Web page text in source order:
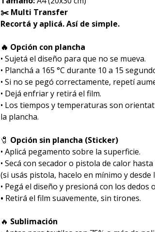
✂️ Multi Transfer
Recortá y aplicá. Así de simple.
🔥 Opción con plancha
• Sujetá el diseño para que no se mueva.
• Planchá a 165 °C durante 10 a 15
• Si no se pegó correctamente, repetí
• Dejá enfriar y retirá el film.
• Los tiempos y temperaturas son
la plancha.
🧷 Opción sin plancha (Sticker)
• Aplicá pegamento sobre la superficie.
• Secá con secador o pistola de calor
(si usás pistola, hacelo en mínimo y desde
• Pegá el diseño y presioná con los dedos
• Retirá el film suavemente, sin tirones.
🔥 Sublimación